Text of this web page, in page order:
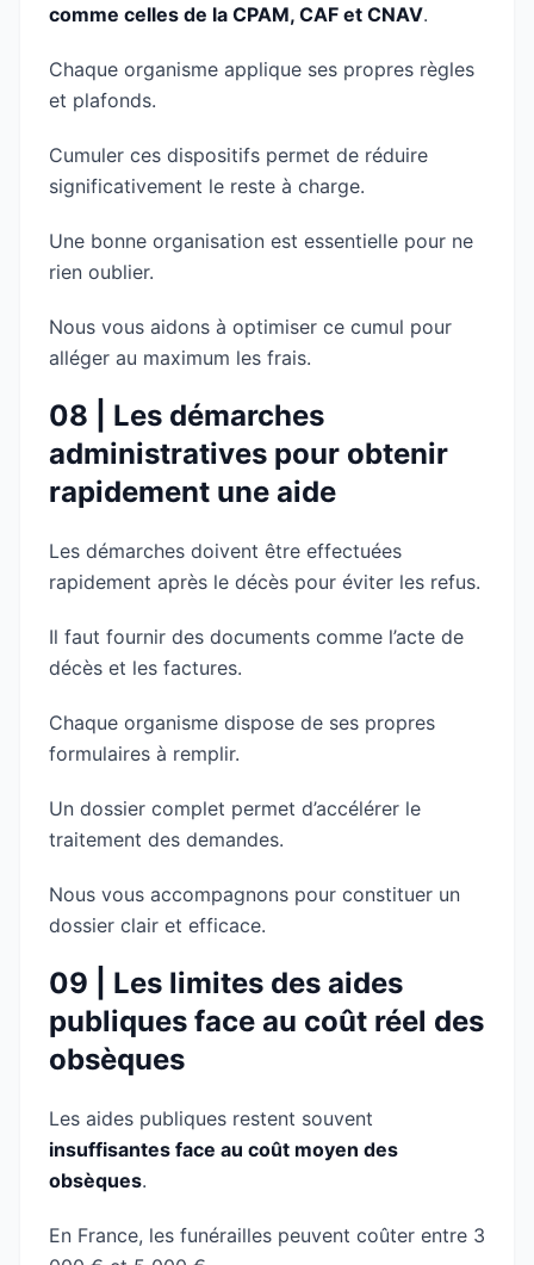
comme celles de la CPAM, CAF et CNAV.
Chaque organisme applique ses propres règles
et plafonds.
Cumuler ces dispositifs permet de réduire
significativement le reste à charge.
Une bonne organisation est essentielle pour ne
rien oublier.
Nous vous aidons à optimiser ce cumul pour
alléger au maximum les frais.
08 | Les démarches
administratives pour obtenir
rapidement une aide
Les démarches doivent être effectuées
rapidement après le décès pour éviter les refus.
Il faut fournir des documents comme l’acte de
décès et les factures.
Chaque organisme dispose de ses propres
formulaires à remplir.
Un dossier complet permet d’accélérer le
traitement des demandes.
Nous vous accompagnons pour constituer un
dossier clair et efficace.
09 | Les limites des aides
publiques face au coût réel des
obsèques
Les aides publiques restent souvent
insuffisantes face au coût moyen des
obsèques.
En France, les funérailles peuvent coûter entre 3